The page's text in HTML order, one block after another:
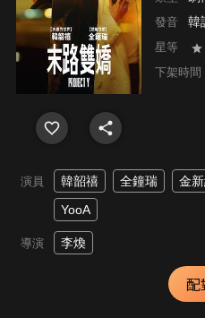
發音 韓
星等
下架時間
演員 韓韶禧 全鐘瑞 金
YooA
導演 李煥
配